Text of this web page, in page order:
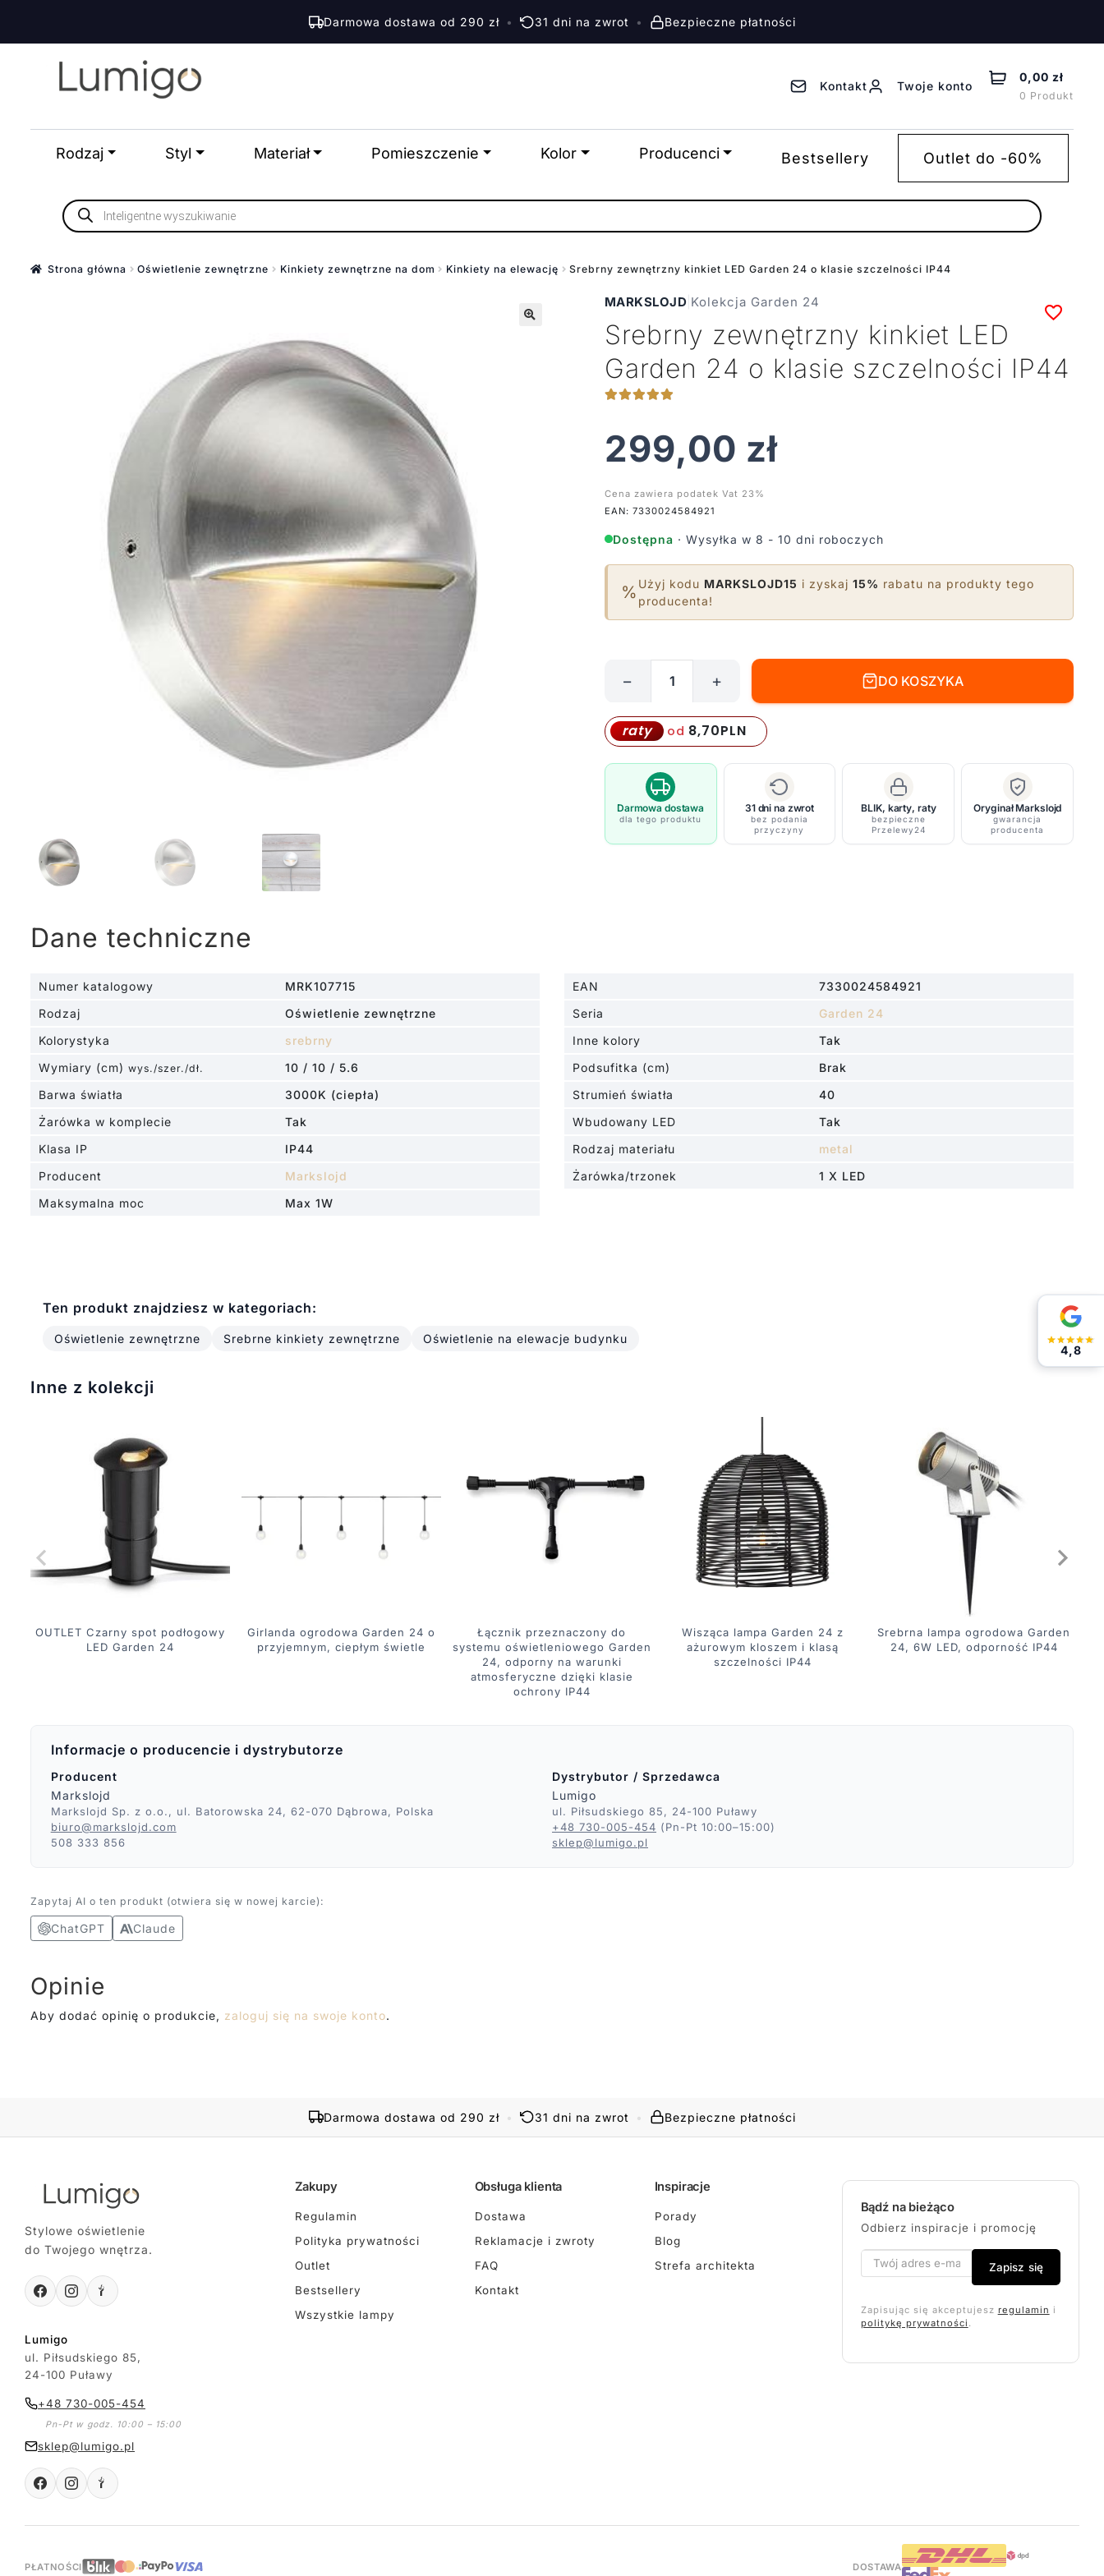
Darmowa dostawa od 290 zł • 31 dni na zwrot • Bezpieczne płatności
Przejdź
nawigacji
Przejdź
treści
Kontakt Twoje konto
Rodzaj Styl Materiał Pomieszczenie Kolor Producenci Bestsellery Outlet do -60%
0,00 zł
0 Produkt
Wyszukiwarka
produktów
Strona główna Oświetlenie zewnętrzne Kinkiety zewnętrzne na dom Kinkiety na elewację Srebrny zewnętrzny kinkiet LED Garden 24 o klasie szczelności IP44
MARKSLOJD Kolekcja Garden 24
Srebrny zewnętrzny kinkiet LED
Garden 24 o klasie szczelności IP44
299,00 zł
Cena zawiera podatek Vat 23%
EAN: 7330024584921
Dostępna · Wysyłka w 8 - 10 dni roboczych
% Użyj kodu MARKSLOJD15 i zyskaj 15% rabatu na produkty tego
producenta!
zewnętrzny
kinkiet
LED
Garden
24
klasie
− + DO KOSZYKA
raty od 8,70PLN
Darmowa dostawa
dla tego produktu
31 dni na zwrot
bez podania
przyczyny
BLIK, karty, raty
bezpieczne
Przelewy24
Oryginał Markslojd
gwarancja
producenta
Dane techniczne
Numer katalogowy MRK107715 EAN
7330024584921
Rodzaj
Oświetlenie zewnętrzne Seria
Garden 24
Kolorystyka
srebrny Inne kolory
Tak
Wymiary (cm) wys./szer./dł. 10 / 10 / 5.6 Podsufitka (cm)
Brak
Barwa światła
3000K (ciepła) Strumień światła
40
Żarówka w komplecie
Tak Wbudowany LED
Tak
Klasa IP
IP44 Rodzaj materiału
metal
Producent
Markslojd Żarówka/trzonek
1 X LED
Maksymalna moc
Max 1W
Ten produkt znajdziesz w kategoriach:
Oświetlenie zewnętrzne Srebrne kinkiety zewnętrzne Oświetlenie na elewacje budynku
Inne z kolekcji
OUTLET Czarny spot podłogowy
LED Garden 24
Girlanda ogrodowa Garden 24 o
przyjemnym, ciepłym świetle
Łącznik przeznaczony do
systemu oświetleniowego Garden
24, odporny na warunki
atmosferyczne dzięki klasie
ochrony IP44
Wisząca lampa Garden 24 z
ażurowym kloszem i klasą
szczelności IP44
Srebrna lampa ogrodowa Garden
24, 6W LED, odporność IP44
Informacje o producencie i dystrybutorze
Producent
Markslojd
Markslojd Sp. z o.o., ul. Batorowska 24, 62-070 Dąbrowa, Polska
biuro@markslojd.com
508 333 856
Dystrybutor / Sprzedawca
Lumigo
ul. Piłsudskiego 85, 24-100 Puławy
+48 730-005-454 (Pn-Pt 10:00–15:00)
sklep@lumigo.pl
Zapytaj AI o ten produkt (otwiera się w nowej karcie):
ChatGPT Claude
Opinie
Aby dodać opinię o produkcie, zaloguj się na swoje konto.
Darmowa dostawa od 290 zł • 31 dni na zwrot • Bezpieczne płatności
Stylowe oświetlenie
do Twojego wnętrza.
Lumigo
ul. Piłsudskiego 85,
24-100 Puławy
+48 730-005-454
Pn-Pt w godz. 10:00 – 15:00
sklep@lumigo.pl
Zakupy
Regulamin
Polityka prywatności
Outlet
Bestsellery
Wszystkie lampy
Obsługa klienta
Dostawa
Reklamacje i zwroty
FAQ
Kontakt
Inspiracje
Porady
Blog
Strefa architekta
Bądź na bieżąco
Odbierz inspiracje i promocję
Zapisz się
Zapisując się akceptujesz regulamin i
politykę prywatności .
PŁATNOŚCI DOSTAWA
4,8